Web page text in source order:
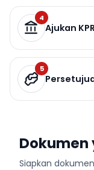
4
Ajukan
5
Siapkan